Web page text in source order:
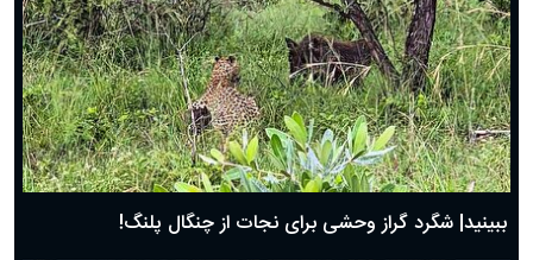
ببینید| شگرد گراز وحشی برای نجات از چنگال پلنگ!